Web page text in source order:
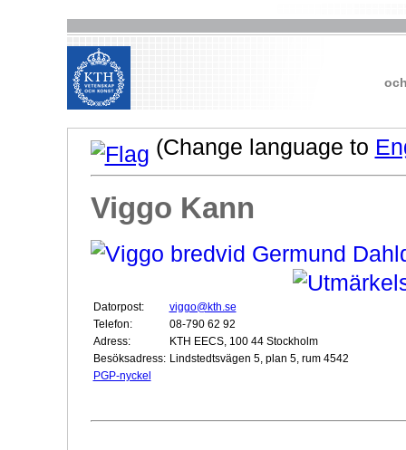
(Change language to
Viggo Kann
Datorpost:
viggo@kth.se
Telefon:
08-790 62 92
Adress:
KTH EECS, 100 44 Stockholm
Besöksadress: Lindstedtsvägen 5, plan 5, rum 4542
PGP-nyckel